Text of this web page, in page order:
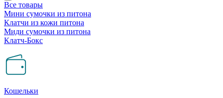
Все товары
Мини сумочки из питона
Клатчи из кожи питона
Миди сумочки из питона
Клатч-Бокс
Кошельки